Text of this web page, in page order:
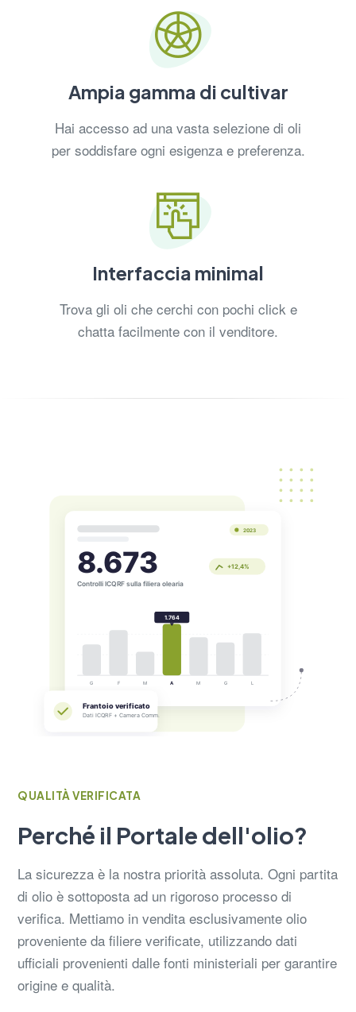
Ampia gamma di cultivar
Hai accesso ad una vasta selezione di oli
per soddisfare ogni esigenza e preferenza.
Interfaccia minimal
Trova gli oli che cerchi con pochi click e
chatta facilmente con il venditore.
QUALITÀ VERIFICATA
Perché il Portale dell'olio?
La sicurezza è la nostra priorità assoluta. Ogni partita
di olio è sottoposta ad un rigoroso processo di
verifica. Mettiamo in vendita esclusivamente olio
proveniente da filiere verificate, utilizzando dati
ufficiali provenienti dalle fonti ministeriali per garantire
origine e qualità.